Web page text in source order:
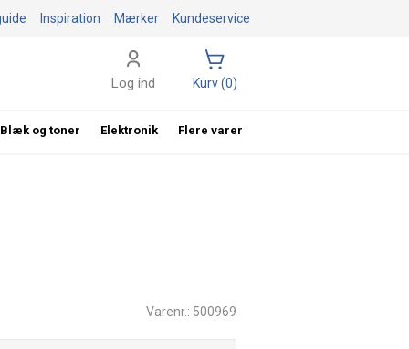
Varenr.: 500969
Kundeservice
Mærker
Inspiration
Log ind Kurv (0)
Blæk og toner Elektronik Flere varer